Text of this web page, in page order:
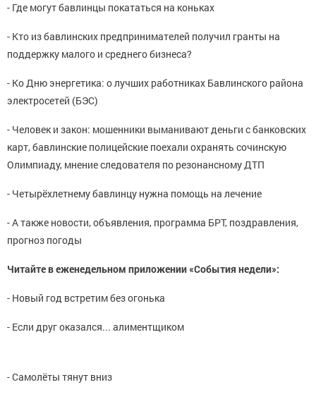
- Где могут бавлинцы покататься на коньках
- Кто из бавлинских предпринимателей получил гранты на
поддержку малого и среднего бизнеса?
- Ко Дню энергетика: о лучших работниках Бавлинского района
электросетей (БЭС)
- Человек и закон: мошенники выманивают деньги с банковских
карт, бавлинские полицейские поехали охранять сочинскую
Олимпиаду, мнение следователя по резонансному ДТП
- Четырёхлетнему бавлинцу нужна помощь на лечение
- А также новости, объявления, программа БРТ, поздравления,
прогноз погоды
Читайте в еженедельном приложении «События недели»:
- Новый год встретим без огонька
- Если друг оказался... алиментщиком
- Самолёты тянут вниз